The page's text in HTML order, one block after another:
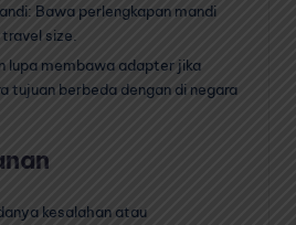
Bawa perlengkapan mandi
size.
lupa membawa adapter jika
tujuan berbeda dengan di negara
kesalahan atau